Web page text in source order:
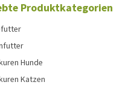
Produktkategorien
Hunde
Katzen